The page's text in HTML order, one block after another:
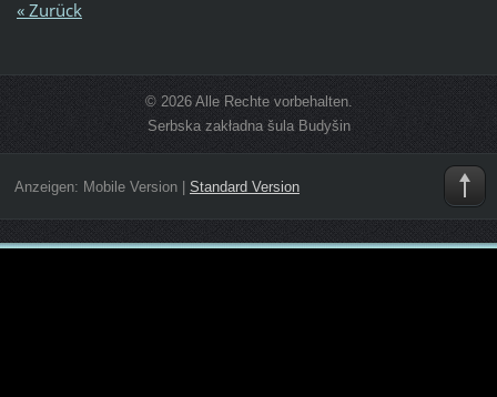
« Zurück
© 2026 Alle Rechte vorbehalten.
Serbska zakładna šula Budyšin
Anzeigen: Mobile Version| Standard Version